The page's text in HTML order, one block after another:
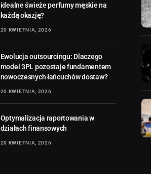
idealne świeże perfumy męskie na
każdą okazję?
20 KWIETNIA, 2026
Ewolucja outsourcingu: Dlaczego
model 3PL pozostaje fundamentem
nowoczesnych łańcuchów dostaw?
20 KWIETNIA, 2026
Optymalizacja raportowania w
działach finansowych
20 KWIETNIA, 2026